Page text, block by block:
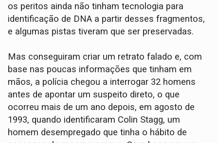
os peritos ainda não tinham tecnologia para
identificação de DNA a partir desses fragmentos,
e algumas pistas tiveram que ser preservadas.
Mas conseguiram criar um retrato falado e, com
base nas poucas informações que tinham em
mãos, a polícia chegou a interrogar 32 homens
antes de apontar um suspeito direto, o que
ocorreu mais de um ano depois, em agosto de
1993, quando identificaram Colin Stagg, um
homem desempregado que tinha o hábito de